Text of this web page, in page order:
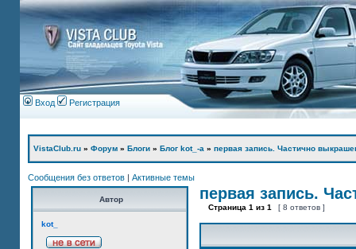
Вход Регистрация
VistaClub.ru » Форум » Блоги » Блог kot_-а » первая запись. Частично
Сообщения без ответов | Активные темы
Автор
kot_
первая запись.
Страница 1 из 1 [ 8 ответов ]